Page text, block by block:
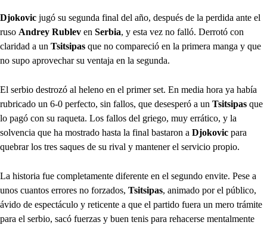
Djokovic jugó su segunda final del año, después de la perdida ante el
ruso Andrey Rublev en Serbia, y esta vez no falló. Derrotó con
claridad a un Tsitsipas que no compareció en la primera manga y que
no supo aprovechar su ventaja en la segunda.
El serbio destrozó al heleno en el primer set. En media hora ya había
rubricado un 6-0 perfecto, sin fallos, que desesperó a un Tsitsipas que
lo pagó con su raqueta. Los fallos del griego, muy errático, y la
solvencia que ha mostrado hasta la final bastaron a Djokovic para
quebrar los tres saques de su rival y mantener el servicio propio.
La historia fue completamente diferente en el segundo envite. Pese a
unos cuantos errores no forzados, Tsitsipas, animado por el público,
ávido de espectáculo y reticente a que el partido fuera un mero trámite
para el serbio, sacó fuerzas y buen tenis para rehacerse mentalmente